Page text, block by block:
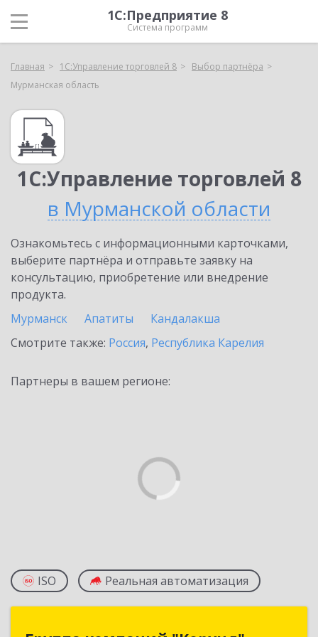
1С:Предприятие 8
Система программ
Главная 1С:Управление торговлей 8
Выбор партнёра
Мурманская область
1С:Управление торговлей 8
в Мурманской области
Ознакомьтесь с информационными карточками,
выберите партнёра и отправьте заявку на
консультацию, приобретение или внедрение
продукта.
Мурманск
Апатиты
Кандалакша
Смотрите также: Россия, Республика Карелия
Партнеры в вашем регионе:
ISO Реальная автоматизация
Группа компаний "Корунд"